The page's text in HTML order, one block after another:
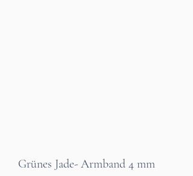
Grünes Jade- Armband 4 mm